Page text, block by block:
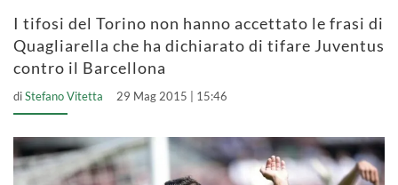
I tifosi del Torino non hanno accettato le frasi di
Quagliarella che ha dichiarato di tifare Juventus
contro il Barcellona
diStefano Vitetta 29 Mag 2015 | 15:46